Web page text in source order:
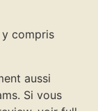
y compris
aussi
Si vous